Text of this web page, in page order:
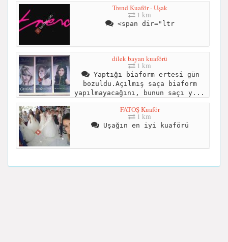
Trend Kuaför - Uşak
1 km
<span dir="ltr
dilek bayan kuaförü
1 km
Yaptığı biaform ertesi gün
bozuldu.Açılmış saça biaform
yapılmayacağını, bunun saçı y...
FATOŞ Kuaför
1 km
Uşağın en iyi kuaförü